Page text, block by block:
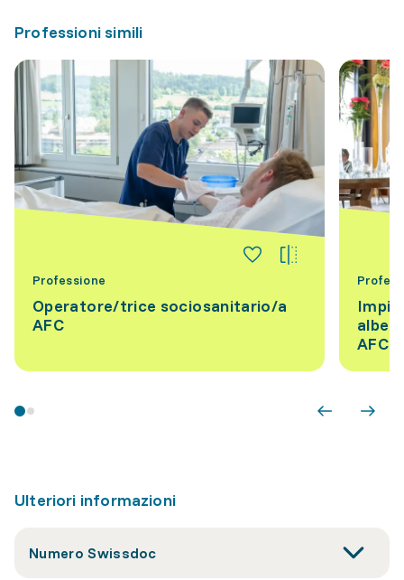
Professioni simili
Professione
Operatore/trice sociosanitario/a
AFC
AFC
Ulteriori informazioni
Numero Swissdoc